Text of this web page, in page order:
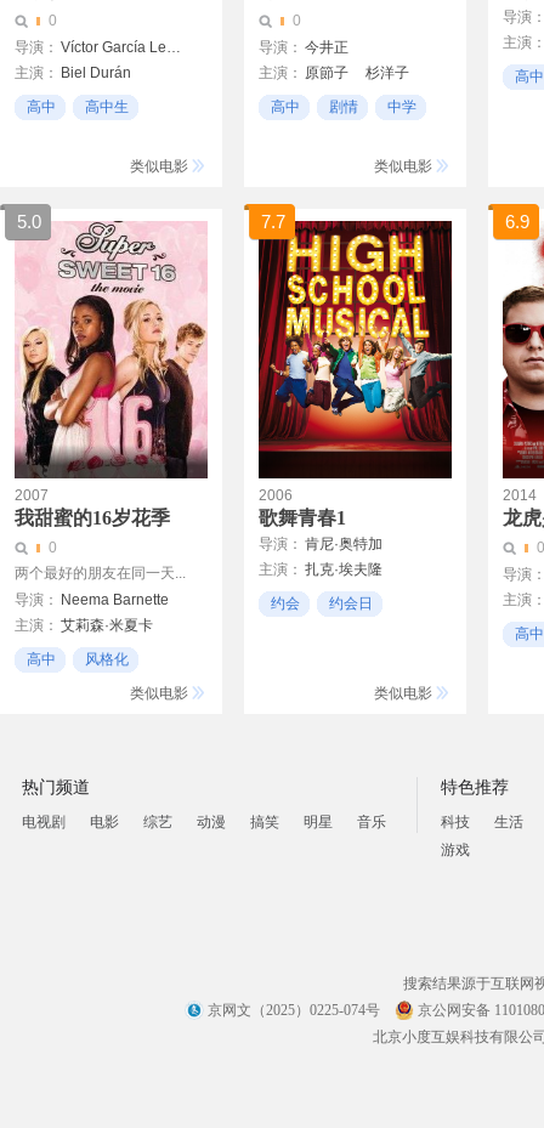
0
导演：
Víctor García León
主演：
Biel Durán
芭芭拉·蓝妮
高中
高中生
类似电影
0
导演： 今井正
主演： 原節子
杉洋子
池部良
木暮实千代
高中 剧情 中学
类似电影
导演
主演
达里高中
5.0
2007
我甜蜜的16岁花季
0
两个最好的朋友在同一天...
导演：
Neema Barnette
主演： 艾莉森·米夏卡
阿曼达·米夏卡
高中
风格化
类似电影
7.7
2006
歌舞青春1
导演： 肯尼·奥特加
主演： 扎克·埃夫隆
瓦妮莎·哈金斯
约会
约会日
类似电影
6.9
2014
龙
0
导演
克里
主演
查宁·
吉米·
卡罗
高中
热门频道
电视剧 电影 综艺 动漫 搞笑 明星 音乐
特色推荐
科技
生活
游戏
搜索结果源于互联网
京网文（2025）0225-074号
京公网安备
北京小度互娱科技有限公